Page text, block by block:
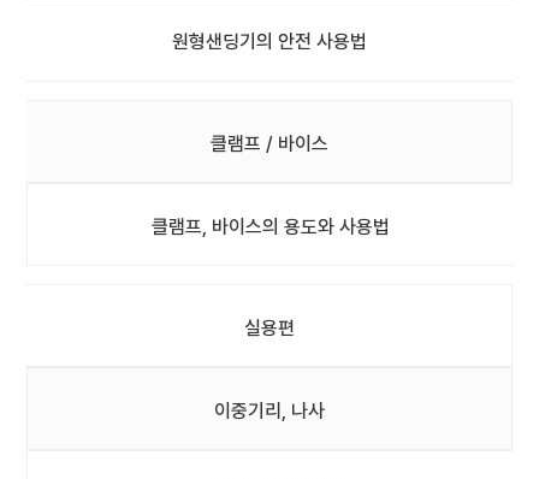
원형샌딩기의 안전 사용법
클램프 / 바이스
클램프, 바이스의 용도와 사용법
실용편
이중기리, 나사